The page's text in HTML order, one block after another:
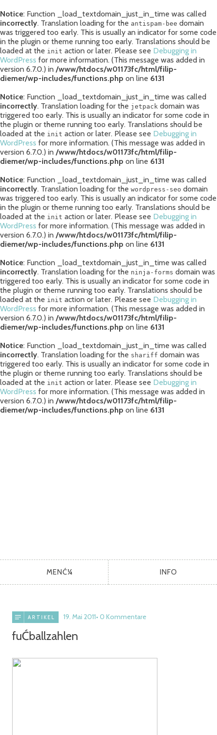
Notice: Function _load_textdomain_just_in_time was called
incorrectly. Translation loading for the antispam-bee domain
was triggered too early. This is usually an indicator for some code
in the plugin or theme running too early. Translations should be
loaded at the init action or later. Please see Debugging in
WordPress for more information. (This message was added in
version 6.7.0.) in /www/htdocs/w01173fc/html/filip-
diemer/wp-includes/functions.php on line 6131
Notice: Function _load_textdomain_just_in_time was called
incorrectly. Translation loading for the jetpack domain was
triggered too early. This is usually an indicator for some code in
the plugin or theme running too early. Translations should be
loaded at the init action or later. Please see Debugging in
WordPress for more information. (This message was added in
version 6.7.0.) in /www/htdocs/w01173fc/html/filip-
diemer/wp-includes/functions.php on line 6131
Notice: Function _load_textdomain_just_in_time was called
incorrectly. Translation loading for the wordpress-seo domain
was triggered too early. This is usually an indicator for some code
in the plugin or theme running too early. Translations should be
loaded at the init action or later. Please see Debugging in
WordPress for more information. (This message was added in
version 6.7.0.) in /www/htdocs/w01173fc/html/filip-
diemer/wp-includes/functions.php on line 6131
Notice: Function _load_textdomain_just_in_time was called
incorrectly. Translation loading for the ninja-forms domain was
triggered too early. This is usually an indicator for some code in
the plugin or theme running too early. Translations should be
loaded at the init action or later. Please see Debugging in
WordPress for more information. (This message was added in
version 6.7.0.) in /www/htdocs/w01173fc/html/filip-
diemer/wp-includes/functions.php on line 6131
Notice: Function _load_textdomain_just_in_time was called
incorrectly. Translation loading for the shariff domain was
triggered too early. This is usually an indicator for some code in
the plugin or theme running too early. Translations should be
loaded at the init action or later. Please see Debugging in
WordPress for more information. (This message was added in
version 6.7.0.) in /www/htdocs/w01173fc/html/filip-
diemer/wp-includes/functions.php on line 6131
MENĆ¼ INFO
ARTIKEL 19. Mai 2011 0 Kommentare
fuĆballzahlen